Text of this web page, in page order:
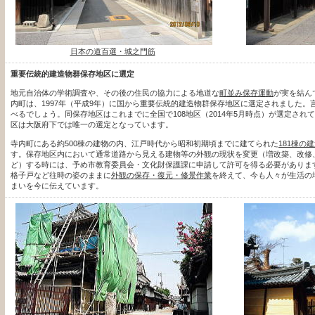
日本の道百選・城之門筋
重要伝統的建造物群保存地区に選定
地元自治体の学術調査や、その後の住民の協力による地道な町並み保存運動が実を結ん
内町は、1997年（平成9年）に国から重要伝統的建造物群保存地区に選定されました。
べるでしょう。同保存地区はこれまでに全国で108地区（2014年5月時点）が選定され
区は大阪府下では唯一の選定となっています。
寺内町にある約500棟の建物の内、江戸時代から昭和初期頃までに建てられた181棟の
す。保存地区内において通常道路から見える建物等の外観の現状を変更（増改築、改
ど）する時には、予め市教育委員会・文化財保護課に申請して許可を得る必要があり
格子戸など往時の姿のままに外観の保存・復元・修景作業を終えて、今も人々が生活
まいを今に伝えています。